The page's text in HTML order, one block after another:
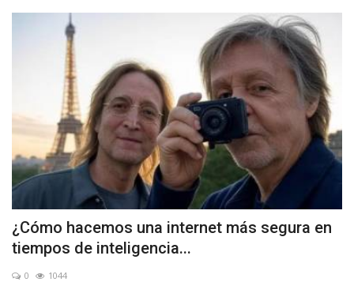
¿Cómo hacemos una internet más segura en
tiempos de inteligencia...
0 1044